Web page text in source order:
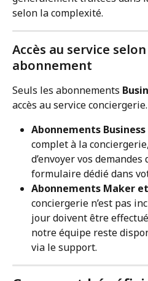
selon la complexité.
Accès au service
abonnement
Seuls les abonnements
accès au service conciergerie.
Abonnements
complet à la
d’envoyer vos
formulaire dédié dans
Abonnements Maker
conciergerie n’est pas
jour doivent être
notre équipe reste
via le support.